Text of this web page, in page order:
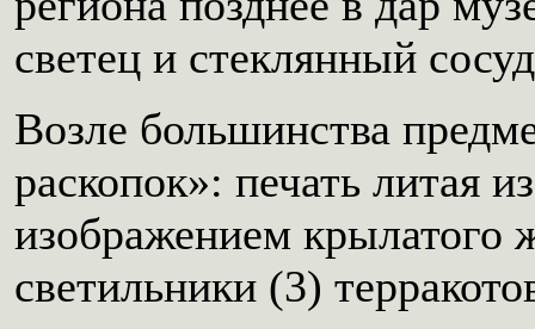
светец и стеклянный
Возле большинства
раскопок»: печать литая
изображением крылатого
светильники (3)